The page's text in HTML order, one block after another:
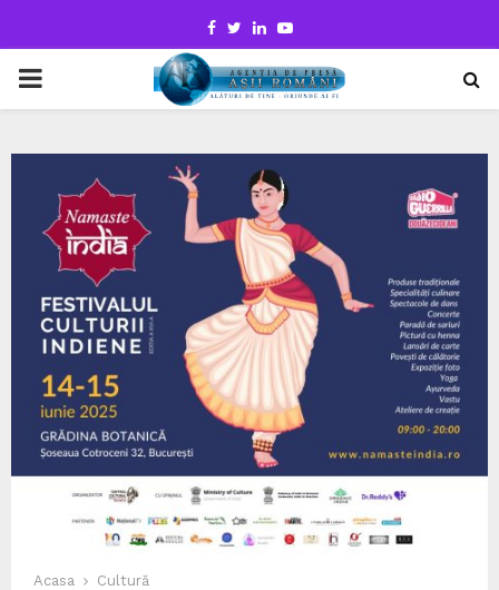
Facebook
TwitterLinkedinYoutube
PRIMARY
Acasa
Cultură